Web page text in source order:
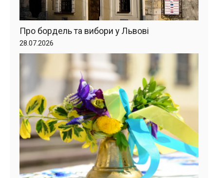
Про бордель та вибори у Львові
28.07.2026